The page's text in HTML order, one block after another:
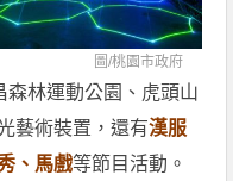
圖/桃園市政府
森林運動公園、虎頭山
藝術裝置，還有漢服
、馬戲等節目活動。